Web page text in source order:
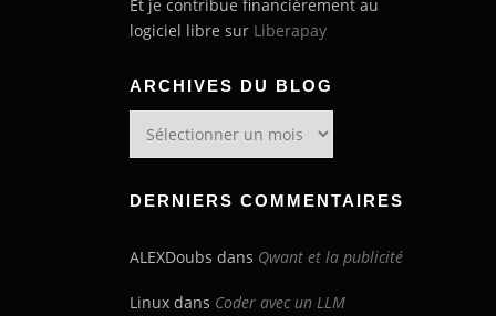
Et je contribue financièrement au
logiciel libre sur Liberapay
ARCHIVES DU BLOG
DERNIERS COMMENTAIRES
ALEXDoubs dans Qwant et la publicité
Linux dans Coder avec un LLM